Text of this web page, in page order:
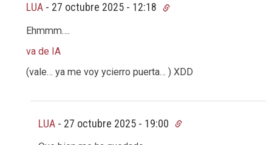
LUA - 27 octubre 2025 - 12:18
Ehmmm….
va de IA
(vale… ya me voy ycierro puerta… ) XDD
LUA - 27 octubre 2025 - 19:00